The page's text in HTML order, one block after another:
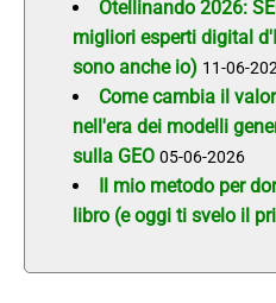
Otellinando 2026:
migliori esperti digital
sono anche io) 11-06-
Come cambia il
nell'era dei modelli
sulla GEO 05-06-2026
Il mio metodo per
libro (e oggi ti svelo il